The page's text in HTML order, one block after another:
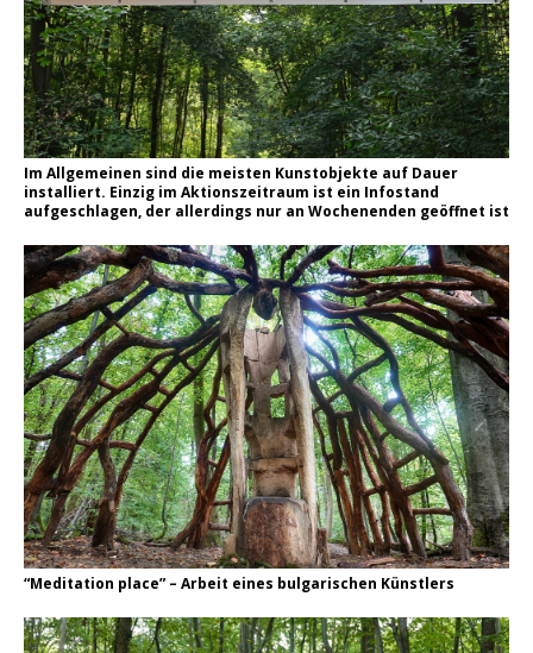
Im Allgemeinen sind die meisten Kunstobjekte auf Dauer
installiert. Einzig im Aktionszeitraum ist ein Infostand
aufgeschlagen, der allerdings nur an Wochenenden geöffnet ist
“Meditation place” – Arbeit eines bulgarischen Künstlers